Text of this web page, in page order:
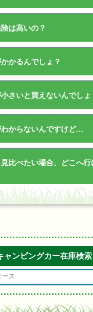
は高いの？
かるんでしょ？
さいと買えないんでしょ
からないんですけど…
比べたい場合、どこへ行
ャンピングカー在庫検索